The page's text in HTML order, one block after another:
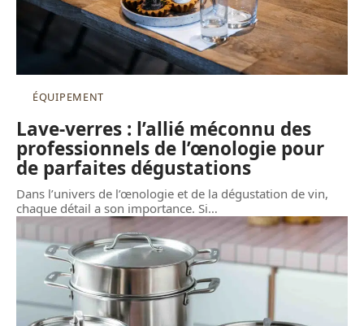
ÉQUIPEMENT
Lave-verres : l’allié méconnu des
professionnels de l’œnologie pour
de parfaites dégustations
Dans l’univers de l’œnologie et de la dégustation de vin,
chaque détail a son importance. Si…